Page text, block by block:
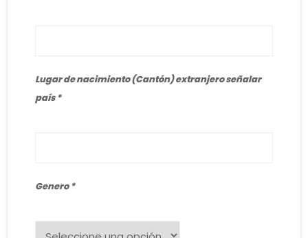
Lugar de nacimiento (Cantón) extranjero señalar
país
Genero